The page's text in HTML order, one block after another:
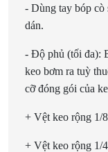
- Dùng tay bóp cò
dán.
- Độ phủ (tối đa):
keo bơm ra tuỳ
cỡ đóng gói của
+ Vệt keo rộng 1/
+ Vệt keo rộng 1/